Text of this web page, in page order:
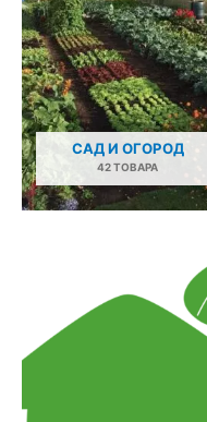
САД И ОГОРОД
42 ТОВАРА